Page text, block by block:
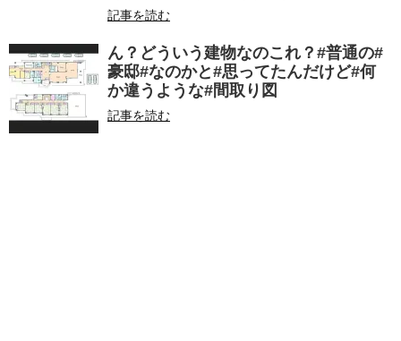
記事を読む
ん？どういう建物なのこれ？#普通の#
豪邸#なのかと#思ってたんだけど#何
か違うような#間取り図
記事を読む